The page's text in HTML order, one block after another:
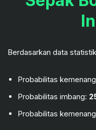
Berdasarkan data
Probabilitas
Probabilitas imbang:
Probabilitas